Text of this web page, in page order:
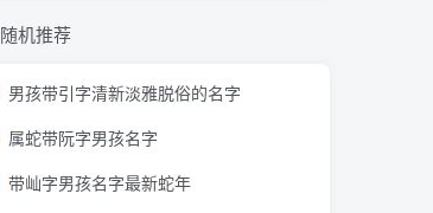
随机推荐
男孩带引字清新淡雅脱俗的名字
属蛇带阮字男孩名字
带屾字男孩名字最新蛇年